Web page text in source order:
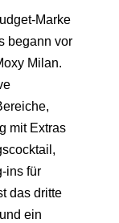
Marke
begann vor
Milan.
mit Extras
ins für
das dritte
ein